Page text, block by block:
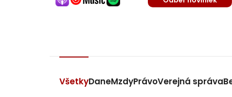
VšetkyDaneMzdyPrávoVerejná správa